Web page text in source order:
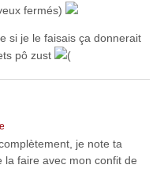
fermés)
si je le faisais ça donnerait
pô zust
(
je note ta
la faire avec mon confit de